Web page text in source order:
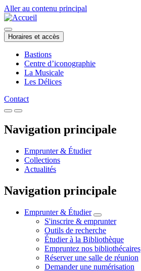
Aller au contenu principal
Horaires et accès
Bastions
Centre d’iconographie
La Musicale
Les Délices
Contact
Navigation principale
Emprunter & Étudier
Collections
Actualités
Navigation principale
Emprunter & Étudier
S'inscrire & emprunter
Outils de recherche
Étudier à la Bibliothèque
Empruntez nos bibliothécaires
Réserver une salle de réunion
Demander une numérisation